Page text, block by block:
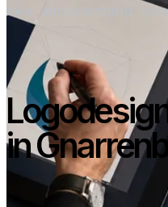
DESIGNSTUDIO ·
in